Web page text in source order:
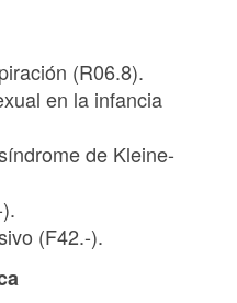
(R06.8).
en la infancia
de Kleine-
(F42.-).